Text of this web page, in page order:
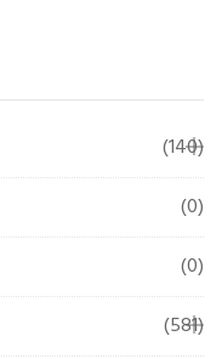
(140)
(0)
(0)
(581)